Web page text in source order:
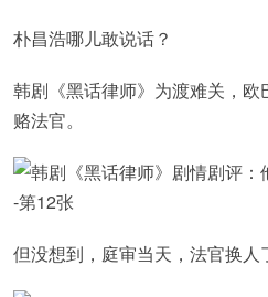
朴昌浩哪儿敢说话？
韩剧《黑话律师》为渡难关，
赂法官。
但没想到，庭审当天，法官换